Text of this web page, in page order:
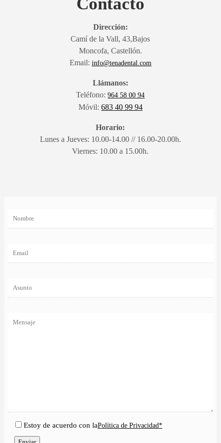
Dirección:
Camí de la Vall, 43,Bajos
Moncofa, Castellón.
Email: info@tenadental.com
Llámanos:
Teléfono:964 58 00 94
Móvil: 683 40 99 94
Horario:
Lunes a Jueves: 10.00-14.00 // 16.00-20.00h.
Viernes: 10.00 a 15.00h.
Estoy de acuerdo con laPolítica de Privacidad*